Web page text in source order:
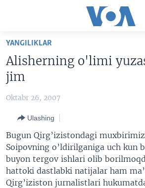
Boshiga
qayting
Qidiruvga
o'ting
VATANDOSHLAR
MULTIMEDIA
AMERIKA MANZARALARI
XALQARO HAYOT
IJTIMOIY TARMOQLAR
FACEBOOK
INGLIZ TILI DARSLARI
YANGILIKLAR
Alisherning o'limi
jim
Oktabr 26, 2007
Ulashing
Bugun Qirg’izistondagi
Soipovning o’ldirilganiga uch kun
buyon tergov ishlari olib
hattoki dastlabki natijalar ham
Qirg’iziston jurnalistlari